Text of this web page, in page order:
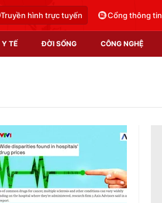
Truyền hình trực tuyến Cổng thông tin
Y TẾ ĐỜI SỐNG CÔNG NGHỆ
Video
Shorts video
Podcast